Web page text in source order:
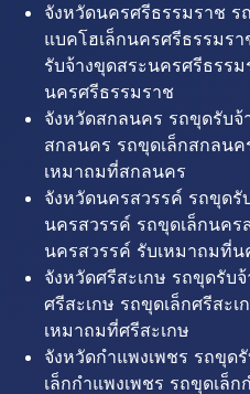
จังหวัดนครศรีธรรมราช ร
แบคโฮเล็กนครศรีธรรมร
รับจ้างขุดสระนครศรีธรร
นครศรีธรรมราช
จังหวัดสกลนคร รถขุดรับจ้
สกลนคร รถขุดเล็กสกลน
เหมาถมที่สกลนคร
จังหวัดนครสวรรค์ รถขุดรั
นครสวรรค์ รถขุดเล็กนคร
นครสวรรค์ รับเหมาถมที่น
จังหวัดศรีสะเกษ รถขุดรับ
ศรีสะเกษ รถขุดเล็กศรีสะ
เหมาถมที่ศรีสะเกษ
จังหวัดกำแพงเพชร รถขุด
เล็กกำแพงเพชร รถขุดเล็